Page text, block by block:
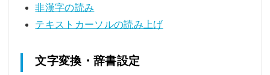
非漢字の読み
テキストカーソルの読み上げ
文字変換・辞書設定